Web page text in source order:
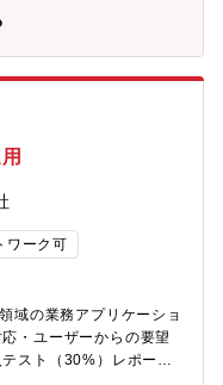
ジェクトへの挑戦・人事
ジ：他領域へ■PwC
に発足し、現在は130名
務内容は人事や経理な
た多様な業務（PCデ
ビスを提供していま
って、障がい者雇用チ
待ちしております！ ■
を担う成長組織で、障
がい者支援だけでな
幅広い経験を積むこと
週3～4日リモートと、柔
関わらず、一人ひとり
らに拡大予定の組織で
リアアップを目指せる
がご活躍中です】- 人材
任者、エリアマネージャ
管理メンバーを採用し
理 ・経営管理に関する
を用いた業績予測 ・年次
ップ陣との連携 ・担当
位性の把握 ・若手社
のマネジメントおよび
課題の抽出および改善
バルとのメールでのやり
堪能な方には、会議で
きます。■求人部門の人
経営企画はPartner2
社員5名のチームです。
女性が活躍しているチー
5名で主に在宅で勤務し
ています。■働き方・週
平均時間外：月間20時
ワーク可
域の業務アプリケーショ
・ユーザーからの要望
スト（30%）レポーテ